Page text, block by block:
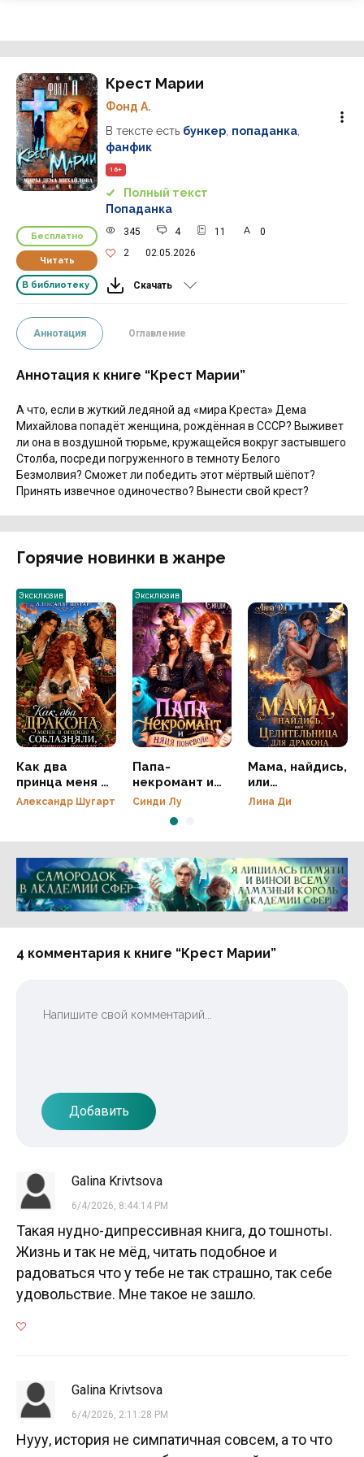
Бесплатно
Читать
В библиотеку
Крест Марии
Фонд А.
В тексте есть бункер попаданка
фанфик
16+
Полный текст
Попаданка
345 4 11
0
2
02.05.2026
Скачать
Аннотация Оглавление
Аннотация к книге “Крест Марии”
А что, если в жуткий ледяной ад «мира Креста» Дема
Михайлова попадёт женщина, рождённая в СССР? Выживет
ли она в воздушной тюрьме, кружащейся вокруг застывшего
Столба, посреди погруженного в темноту Белого
Безмолвия? Сможет ли победить этот мёртвый шёпот?
Принять извечное одиночество? Вынести свой крест?
Горячие новинки в жанре
Эксклюзив
Как два
принца меня в
огороде
мешала
Александр Шугарт
Эксклюзив
Папа-
некромант и
няня поневоле
Синди Лу
Мама, найдись,
или
Целительница
Лина Ди
Реклама 16+ АО «ЛитГород»
4 комментария к книге “Крест Марии”
Добавить
Galina Krivtsova
6/4/2026, 8:44:14 PM
Такая нудно-дипрессивная книга, до тошноты.
Жизнь и так не мёд, читать подобное и
радоваться что у тебе не так страшно, так себе
удовольствие. Мне такое не зашло.
Galina Krivtsova
6/4/2026, 2:11:28 PM
Нууу, история не симпатичная совсем, а то что